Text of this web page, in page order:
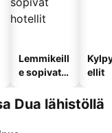
Lemmikeill
e sopivat
ellit
Dua lähistöllä